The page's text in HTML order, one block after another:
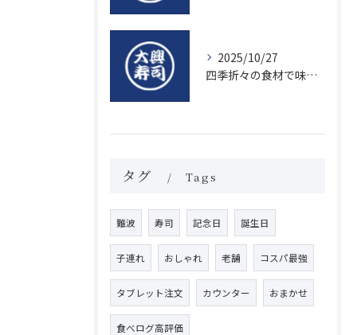
2025/10/27
四季折々の食材で味わう絶品握り寿司の魅力
タグ Tags
難波 寿司 記念日 誕生日
子連れ おしゃれ 老舗 コスパ最強
タブレット注文 カウンター おまかせ
食べログ高評価